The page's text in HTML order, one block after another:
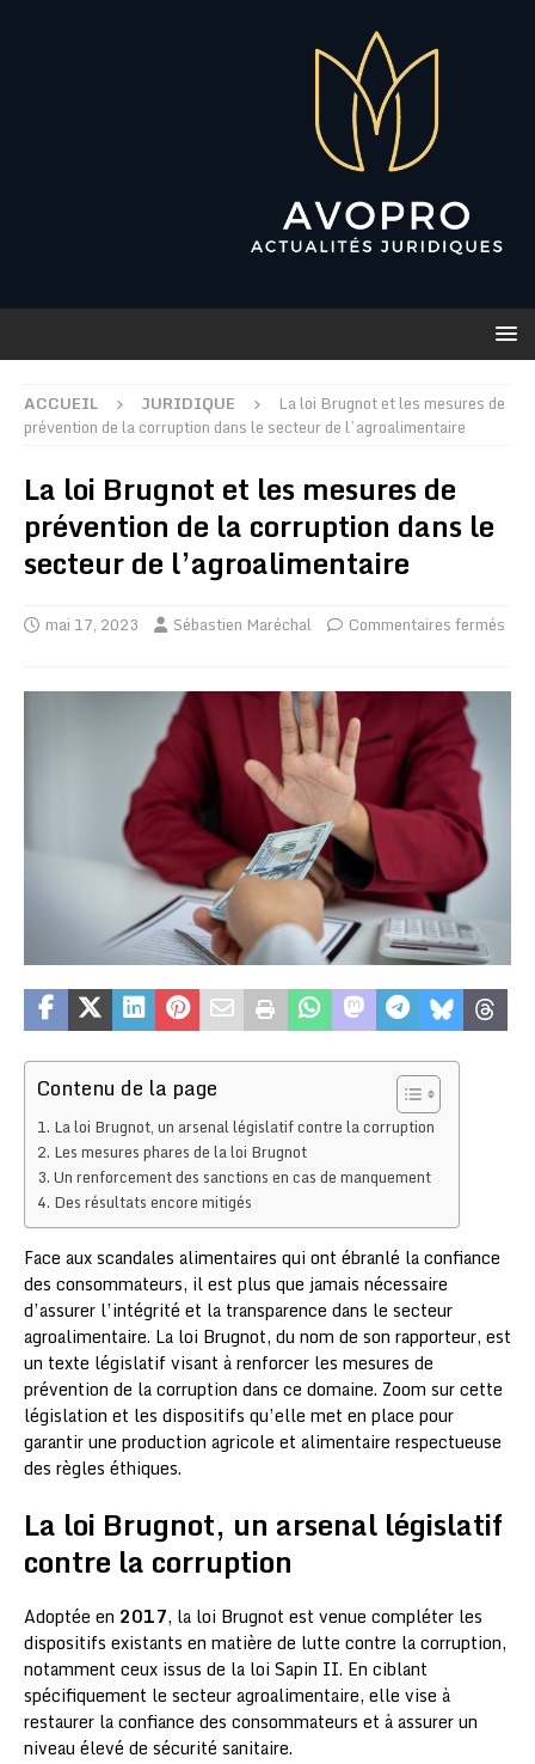
ACCUEIL JURIDIQUE
La loi Brugnot et les mesures de
prévention de la corruption dans le secteur de l’agroalimentaire
La loi Brugnot et les mesures de
prévention de la corruption dans le
secteur de l’agroalimentaire
mai 17, 2023 Sébastien Maréchal Commentaires fermés
Contenu de la page
La loi Brugnot, un arsenal législatif contre la corruption
Les mesures phares de la loi Brugnot
Un renforcement des sanctions en cas de manquement
Des résultats encore mitigés
Face aux scandales alimentaires qui ont ébranlé la confiance
des consommateurs, il est plus que jamais nécessaire
d’assurer l’intégrité et la transparence dans le secteur
agroalimentaire. La loi Brugnot, du nom de son rapporteur, est
un texte législatif visant à renforcer les mesures de
prévention de la corruption dans ce domaine. Zoom sur cette
législation et les dispositifs qu’elle met en place pour
garantir une production agricole et alimentaire respectueuse
des règles éthiques.
La loi Brugnot, un arsenal législatif
contre la corruption
Adoptée en 2017, la loi Brugnot est venue compléter les
dispositifs existants en matière de lutte contre la corruption,
notamment ceux issus de la loi Sapin II. En ciblant
spécifiquement le secteur agroalimentaire, elle vise à
restaurer la confiance des consommateurs et à assurer un
niveau élevé de sécurité sanitaire.